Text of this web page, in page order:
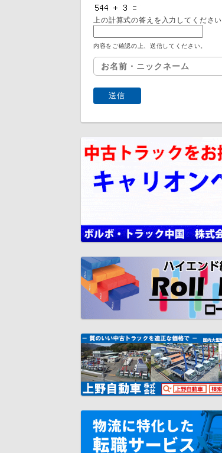
上の計算式の答えを入力してください
内容をご確認の上、送信してください。